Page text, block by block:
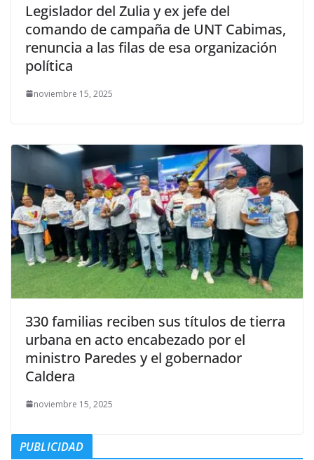
Legislador del Zulia y ex jefe del
comando de campaña de UNT Cabimas,
renuncia a las filas de esa organización
política
noviembre 15, 2025
330 familias reciben sus títulos de tierra
urbana en acto encabezado por el
ministro Paredes y el gobernador
Caldera
noviembre 15, 2025
PUBLICIDAD